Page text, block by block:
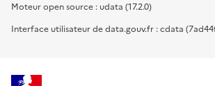
Moteur open source : udata (17.2.0)
Interface utilisateur de data.gouv.fr : cdata